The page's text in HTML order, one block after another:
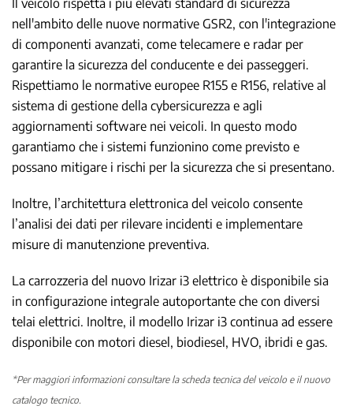
Il veicolo rispetta i più elevati standard di sicurezza
nell'ambito delle nuove normative GSR2, con l'integrazione
di componenti avanzati, come telecamere e radar per
garantire la sicurezza del conducente e dei passeggeri.
Rispettiamo le normative europee R155 e R156, relative al
sistema di gestione della cybersicurezza e agli
aggiornamenti software nei veicoli. In questo modo
garantiamo che i sistemi funzionino come previsto e
possano mitigare i rischi per la sicurezza che si presentano.
Inoltre, l’architettura elettronica del veicolo consente
l’analisi dei dati per rilevare incidenti e implementare
misure di manutenzione preventiva.
La carrozzeria del nuovo Irizar i3 elettrico è disponibile sia
in configurazione integrale autoportante che con diversi
telai elettrici. Inoltre, il modello Irizar i3 continua ad essere
disponibile con motori diesel, biodiesel, HVO, ibridi e gas.
*Per maggiori informazioni consultare la scheda tecnica del veicolo e il nuovo
catalogo tecnico.